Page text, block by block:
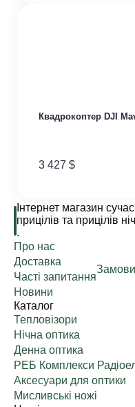
Квадрокоптер DJI
3 427 $
Інтернет магазин
прицілів та прицілів
.
Про нас
Доставка
Часті запитання
Новини
Каталог
Тепловізори
Нічна оптика
Денна оптика
РЕБ Комплекси
Аксесуари для оптики
Мисливські ножі